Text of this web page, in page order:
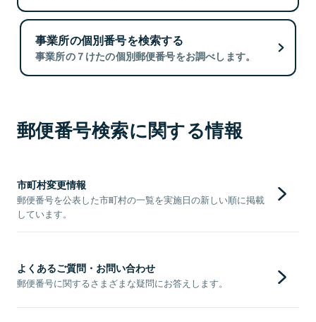
事業所の個別番号を検索する
事業所の７けたの個別郵便番号をお調べします。
郵便番号検索に関する情報
市町村変更情報
郵便番号を公表した市町村の一覧を実施日の新しい順に掲載
しています。
よくあるご質問・お問い合わせ
郵便番号に関するさまざまな疑問にお答えします。